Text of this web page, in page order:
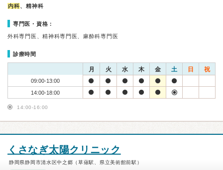
内科、精神科
専門医・資格：
外科専門医、精神科専門医、麻酔科専門医
診療時間
月 火 水 木 金 土 日 祝
09:00-13:00
14:00-18:00
14:00-16:00
くさなぎ太陽クリニック
静岡県静岡市清水区中之郷（草薙駅、県立美術館前駅）